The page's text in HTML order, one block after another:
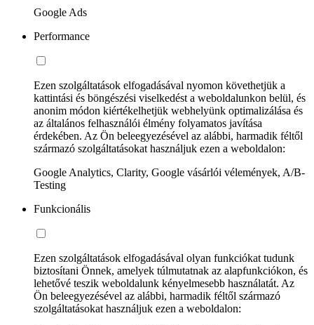
Google Ads
Performance
Ezen szolgáltatások elfogadásával nyomon követhetjük a
kattintási és böngészési viselkedést a weboldalunkon belül, és
anonim módon kiértékelhetjük webhelyünk optimalizálása és
az általános felhasználói élmény folyamatos javítása
érdekében. Az Ön beleegyezésével az alábbi, harmadik féltől
származó szolgáltatásokat használjuk ezen a weboldalon:
Google Analytics, Clarity, Google vásárlói vélemények, A/B-
Testing
Funkcionális
Ezen szolgáltatások elfogadásával olyan funkciókat tudunk
biztosítani Önnek, amelyek túlmutatnak az alapfunkciókon, és
lehetővé teszik weboldalunk kényelmesebb használatát. Az
Ön beleegyezésével az alábbi, harmadik féltől származó
szolgáltatásokat használjuk ezen a weboldalon: